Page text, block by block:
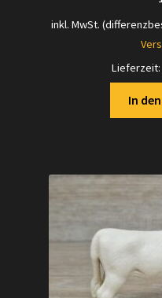
inkl. MwSt.
Lieferzeit:
In